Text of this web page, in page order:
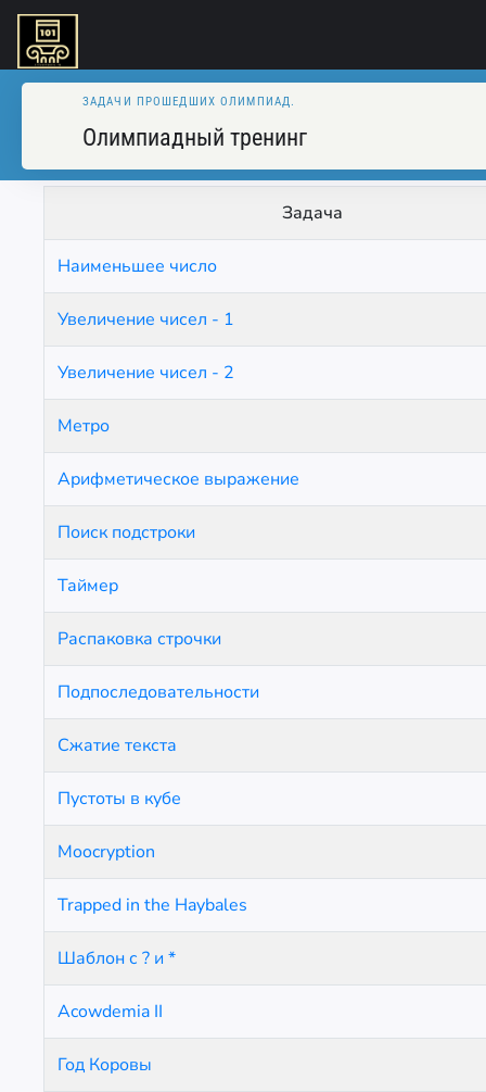
ЗАДАЧИ ПРОШЕДШИХ ОЛИМПИАД.
Олимпиадный тренинг
Задача
Наименьшее число
Увеличение чисел - 1
Увеличение чисел - 2
Метро
Арифметическое выражение
Поиск подстроки
Таймер
Распаковка строчки
Подпоследовательности
Сжатие текста
Пустоты в кубе
Moocryption
Trapped in the Haybales
Шаблон с ? и *
Acowdemia II
Год Коровы